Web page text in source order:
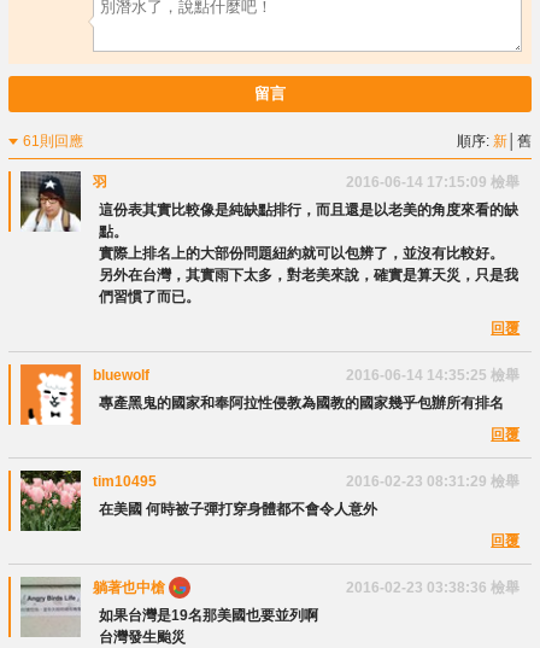
留言
61則回應 順序:新 │舊
羽 2016-06-14 17:15:09 檢舉
這份表其實比較像是純缺點排行，而且還是以老美的角度來看的缺
點。
實際上排名上的大部份問題紐約就可以包辨了，並沒有比較好。
另外在台灣，其實雨下太多，對老美來說，確實是算天災，只是我
們習慣了而已。
回覆
bluewolf 2016-06-14 14:35:25 檢舉
專產黑鬼的國家和奉阿拉性侵教為國教的國家幾乎包辦所有排名
回覆
tim10495 2016-02-23 08:31:29 檢舉
在美國 何時被子彈打穿身體都不會令人意外
回覆
躺著也中槍 2016-02-23 03:38:36 檢舉
如果台灣是19名那美國也要並列啊
台灣發生颱災